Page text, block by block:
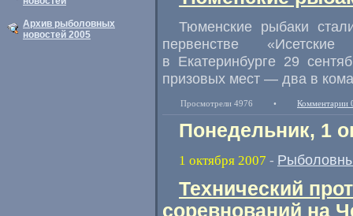
Архив рыболовных
новостей 2005
Тюменские рыбаки
первенстве
в Екатеринбурге 29
призовых мест — два в
Просмотрели 4976 • Комментарии
Понедельник, 1
1 октября 2007 -
Технический
соревнований на